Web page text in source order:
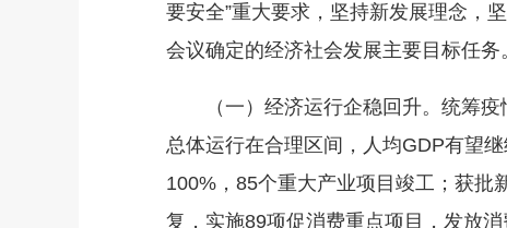
要安全”重大要求，坚持新发展理念，
会议确定的经济社会发展主要目标任务
（一）经济运行企稳回升。统筹疫
总体运行在合理区间，人均GDP有望
100%，85个重大产业项目竣工；获批
复，实施89项促消费重点项目，发放